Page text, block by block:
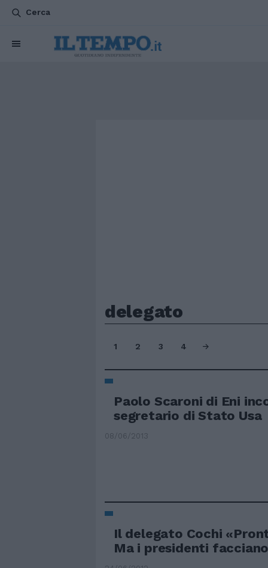
Cerca
delegato
1 2 3 4
Paolo Scaroni di Eni
segretario di Stato Usa
08/06/2013
Il delegato Cochi
Ma i presidenti